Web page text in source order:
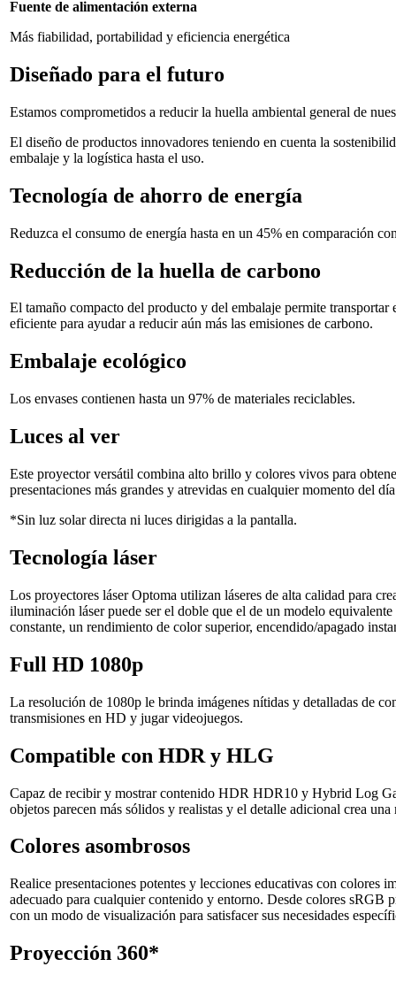
Fuente de alimentación externa
Más fiabilidad, portabilidad y eficiencia energética
Diseñado para el futuro
Estamos comprometidos a reducir la huella ambiental general de
El diseño de productos innovadores teniendo en cuenta la
embalaje y la logística hasta el uso.
Tecnología de ahorro de energía
Reduzca el consumo de energía hasta en un 45% en comparación
Reducción de la huella de carbono
El tamaño compacto del producto y del embalaje permite
eficiente para ayudar a reducir aún más las emisiones de carbono.
Embalaje ecológico
Los envases contienen hasta un 97% de materiales reciclables.
Luces al ver
Este proyector versátil combina alto brillo y colores vivos para
presentaciones más grandes y atrevidas en cualquier momento del
*Sin luz solar directa ni luces dirigidas a la pantalla.
Tecnología láser
Los proyectores láser Optoma utilizan láseres de alta calidad para
iluminación láser puede ser el doble que el de un modelo
constante, un rendimiento de color superior, encendido/apagado
Full HD 1080p
La resolución de 1080p le brinda imágenes nítidas y detalladas de
transmisiones en HD y jugar videojuegos.
Compatible con HDR y HLG
Capaz de recibir y mostrar contenido HDR HDR10 y Hybrid Log
objetos parecen más sólidos y realistas y el detalle adicional crea
Colores asombrosos
Realice presentaciones potentes y lecciones educativas con
adecuado para cualquier contenido y entorno. Desde colores sRGB
con un modo de visualización para satisfacer sus necesidades
Proyección 360*